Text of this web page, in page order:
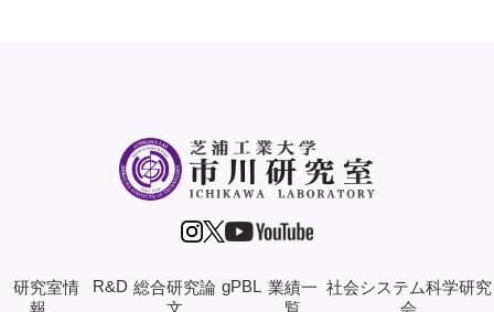
研究室情
R&D 総合研究論 gPBL 業績一 社会システム科学研究